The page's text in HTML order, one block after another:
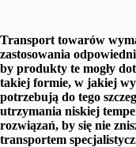
Transport towarów
zastosowania
by produkty te mogły
takiej formie, w jakiej
potrzebują do tego
utrzymania niskiej
rozwiązań, by się nie
transportem